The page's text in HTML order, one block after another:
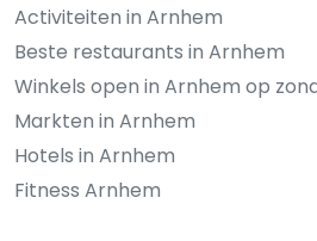
Activiteiten in Arnhem
Beste restaurants in Arnhem
Winkels open in Arnhem op
Markten in Arnhem
Hotels in Arnhem
Fitness Arnhem